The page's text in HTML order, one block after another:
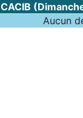
Aucun